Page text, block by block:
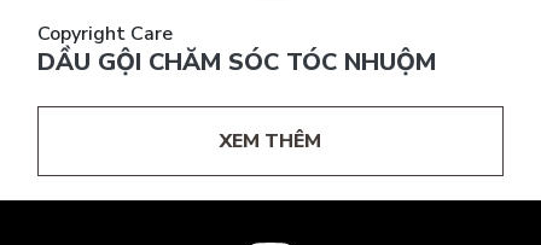
Copyright Care
DẦU GỘI CHĂM SÓC TÓC NHUỘM
XEM THÊM